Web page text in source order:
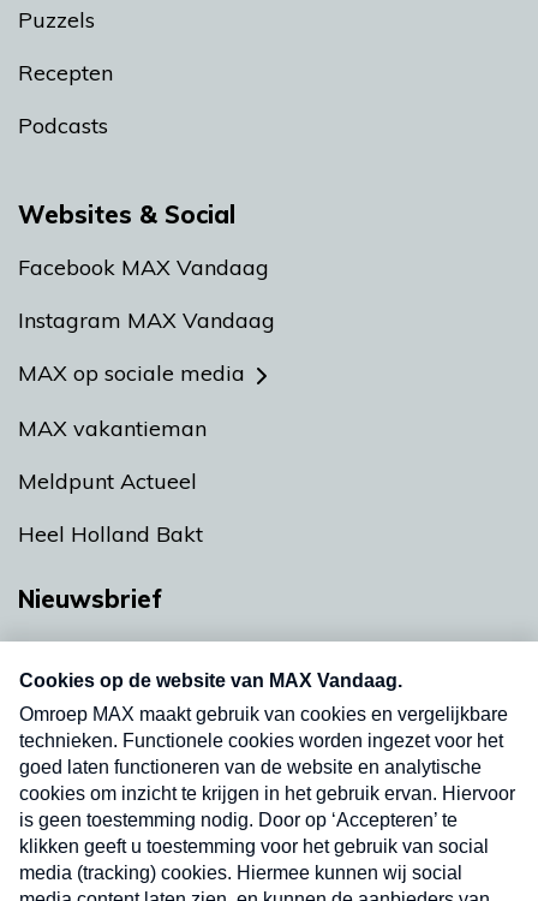
Puzzels
Recepten
Podcasts
Websites & Social
Facebook MAX Vandaag
Instagram MAX Vandaag
MAX op sociale media
MAX vakantieman
Meldpunt Actueel
Heel Holland Bakt
Nieuwsbrief
nieuwsbrief. Elke vrijdag- en dinsdagochtend in
uw mailbox.
Verzend